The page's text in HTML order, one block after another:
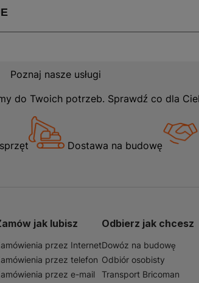
Poznaj nasze usługi
do Twoich potrzeb. Sprawdź co dla
Dostawa na budowę
jak lubisz
przez Internet
przez telefon
przez e-mail
Odbierz jak chcesz
Dowóz na budowę
Odbiór osobisty
Transport Bricoman